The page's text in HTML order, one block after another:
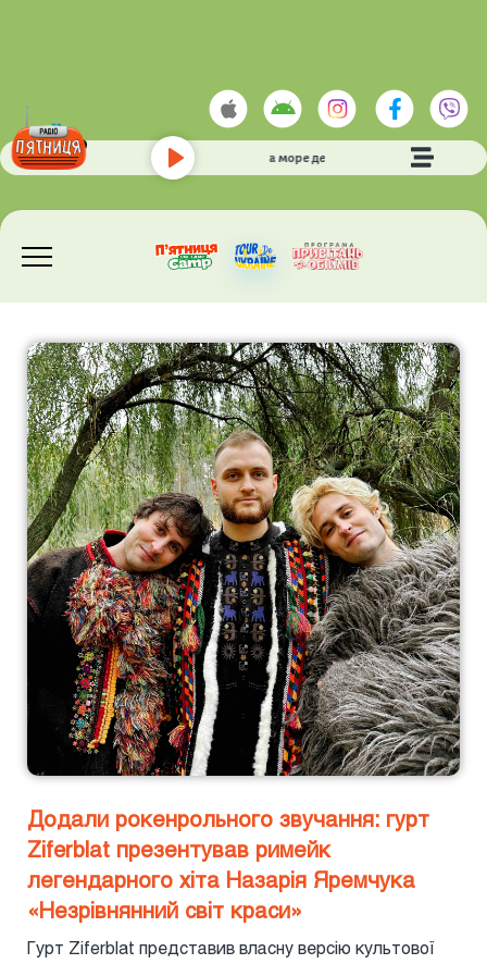
Play
- а море де
Додали рокенрольного звучання: гурт
Ziferblat презентував римейк
легендарного хіта Назарія Яремчука
«Незрівнянний світ краси»
Гурт Ziferblat представив власну версію культової